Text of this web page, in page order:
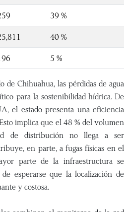
39 %
40 %
5 %
de Chihuahua, las pérdidas de agua
para la sostenibilidad hídrica. De
el estado presenta una eficiencia
implica que el 48 % del volumen
de distribución no llega a ser
en parte, a fugas físicas en el
parte de la infraestructura se
esperarse que la localización de
y costosa.